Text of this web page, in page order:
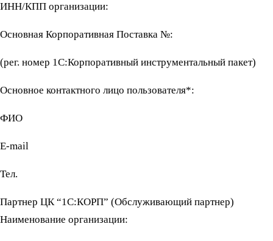
ИНН/КПП организации:
Основная Корпоративная Поставка №:
(рег. номер 1С:Корпоративный инструментальный пакет)
Основное контактного лицо пользователя*:
ФИО
Е-mail
Тел.
Партнер ЦК “1С:КОРП” (Обслуживающий партнер)
Наименование организации: